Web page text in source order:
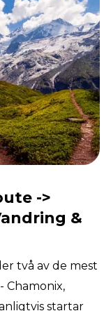
->
&
två av de mest
Chamonix,
startar